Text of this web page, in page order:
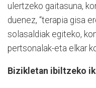
ulertzeko gaitasuna,
duenez, “terapia gisa
solasaldiak egiteko,
pertsonalak-eta elkar
Bizikletan ibiltzeko